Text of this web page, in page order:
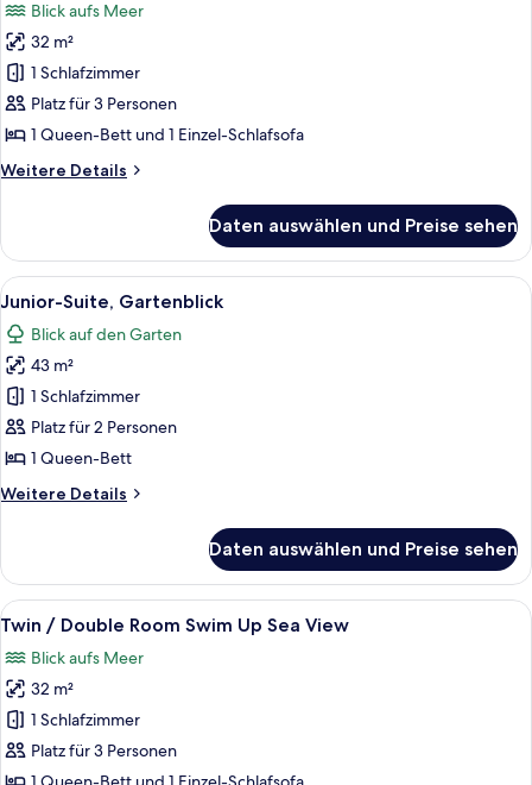
Up
Inland
View
für
Twin
/
Double
Room
View
Blick aufs Meer
32 m²
1 Schlafzimmer
Platz für 3 Personen
1 Queen-Bett und 1 Einzel-Schlafsofa
Weitere Details
Weitere
/
Double
Room
View
Daten auswählen und Preise sehen
Alle
Fotos
für
Junior-
Suite,
Gartenblick
anzeigen
Ein Hotelzimmer mit einem großen
3
Junior-Suite, Gartenblick
Blick auf den Garten
43 m²
1 Schlafzimmer
Platz für 2 Personen
1 Queen-Bett
Weitere Details
Weitere
Suite,
Gartenblick
Daten auswählen und Preise sehen
Alle
Fotos
für
Twin
/
Double
Room
Ein Hotelzimmer mit Bett,
4
Twin / Double Room Swim Up Sea View
Blick aufs Meer
32 m²
1 Schlafzimmer
Platz für 3 Personen